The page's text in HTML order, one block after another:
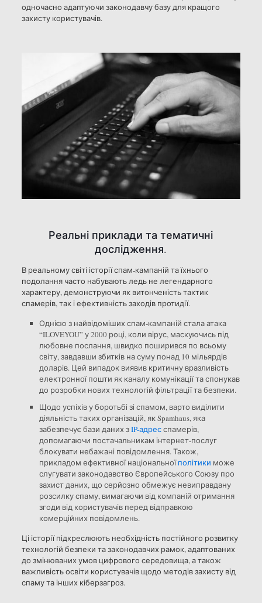
одночасно адаптуючи законодавчу базу для кращого
захисту користувачів.
Реальні приклади та тематичні
дослідження.
В реальному світі історії спам-кампаній та їхнього
подолання часто набувають ледь не легендарного
характеру, демонструючи як витонченість тактик
спамерів, так і ефективність заходів протидії.
Однією з найвідоміших спам-кампаній стала атака
“ILOVEYOU” у 2000 році, коли вірус, маскуючись під
любовне послання, швидко поширився по всьому
світу, завдавши збитків на суму понад 10 мільярдів
доларів. Цей випадок виявив критичну вразливість
електронної пошти як каналу комунікації та спонукав
до розробки нових технологій фільтрації та безпеки.
Щодо успіхів у боротьбі зі спамом, варто виділити
діяльність таких організацій, як Spamhaus, яка
забезпечує бази даних зIP-адресспамерів,
допомагаючи постачальникам інтернет-послуг
блокувати небажані повідомлення. Також,
прикладом ефективної національноїполітики може
слугувати законодавство Європейського Союзу про
захист даних, що серйозно обмежує невиправдану
розсилку спаму, вимагаючи від компаній отримання
згоди від користувачів перед відправкою
комерційних повідомлень.
Ці історії підкреслюють необхідність постійного розвитку
технологій безпеки та законодавчих рамок, адаптованих
до змінюваних умов цифрового середовища, а також
важливість освіти користувачів щодо методів захисту від
спаму та інших кіберзагроз.